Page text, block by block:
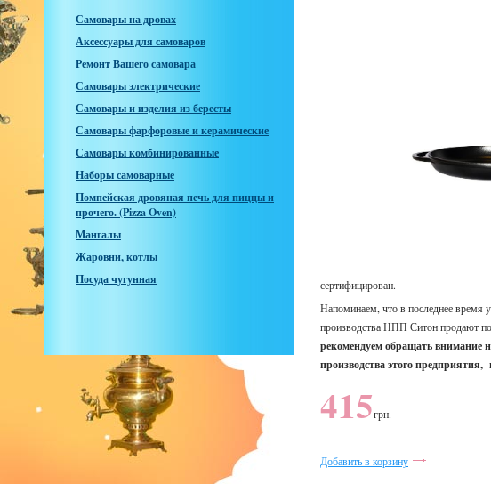
Самовары на дровах
Аксессуары для самоваров
Ремонт Вашего самовара
Самовары электрические
Самовары и изделия из бересты
Самовары фарфоровые и керамические
Самовары комбинированные
Наборы самоварные
Помпейская дровяная печь для пиццы и
прочего. (Pizza Oven)
Мангалы
Жаровни, котлы
Посуда чугунная
сертифицирован.
Напоминаем, что в последнее время
производства НПП Ситон продают
рекомендуем обращать внимание
производства этого
415грн.
Добавить в корзину